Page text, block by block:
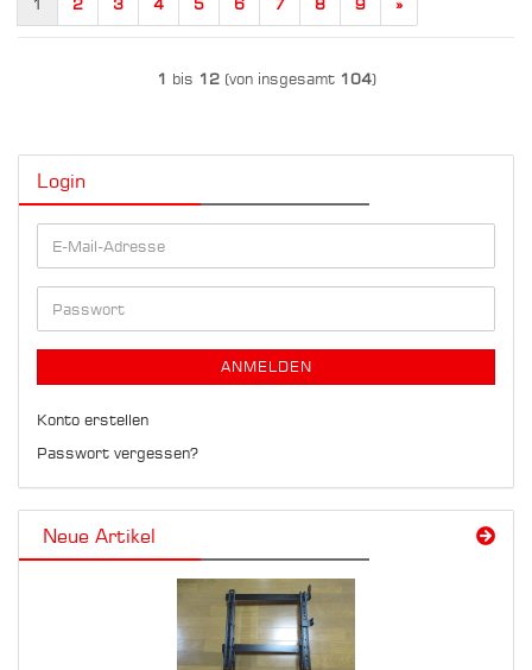
1 bis 12(von insgesamt 104)
Login
E-
Mail-
Adresse
Passwort
ANMELDEN
Konto erstellen
Passwort vergessen?
Neue Artikel